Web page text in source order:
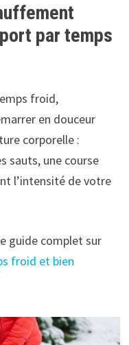
par temps
froid,
en douceur
corporelle :
sauts, une course
l’intensité de votre
guide complet sur
froid et bien